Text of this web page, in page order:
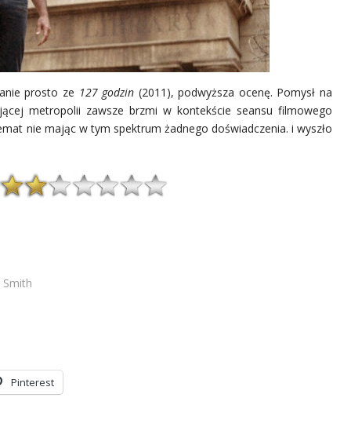
prosto ze 127 godzin (2011), podwyższa ocenę. Pomysł na
metropolii zawsze brzmi w kontekście seansu filmowego
nie mając w tym spektrum żadnego doświadczenia. i wyszło
Pinterest